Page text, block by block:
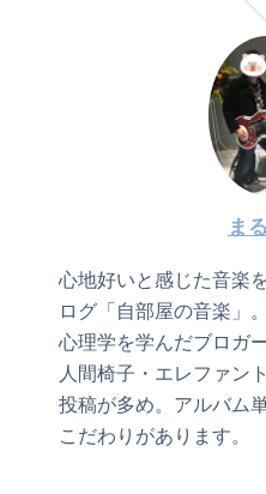
ま
心地好いと感じた音楽
ログ「自部屋の音楽」
心理学を学んだブロガ
人間椅子・エレファン
投稿が多め。アルバム
こだわりがあります。